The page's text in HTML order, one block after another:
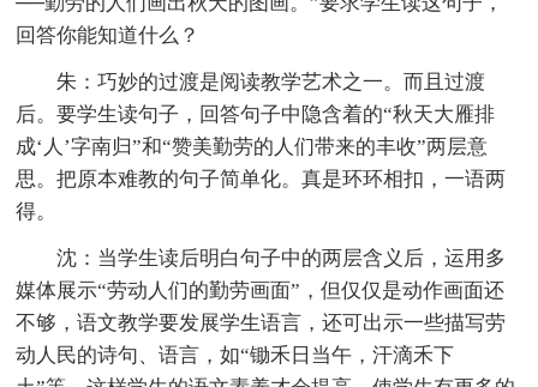
回答你能知道什么？
朱：巧妙的过渡是阅读教学艺术之一。而且过渡
后。要学生读句子，回答句子中隐含着的“秋天大雁排
成‘人’字南归”和“赞美勤劳的人们带来的丰收”两层意
思。把原本难教的句子简单化。真是环环相扣，一语两
得。
沈：当学生读后明白句子中的两层含义后，运用多
媒体展示“劳动人们的勤劳画面”，但仅仅是动作画面还
不够，语文教学要发展学生语言，还可出示一些描写劳
动人民的诗句、语言，如“锄禾日当午，汗滴禾下